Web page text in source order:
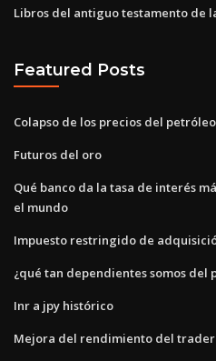
Libros del antiguo testamento de
Featured Posts
Colapso de los precios del
Futuros del oro
Qué banco da la tasa de interés
el mundo
Impuesto restringido de
¿qué tan dependientes somos del
Inr a jpy histórico
Mejora del rendimiento del